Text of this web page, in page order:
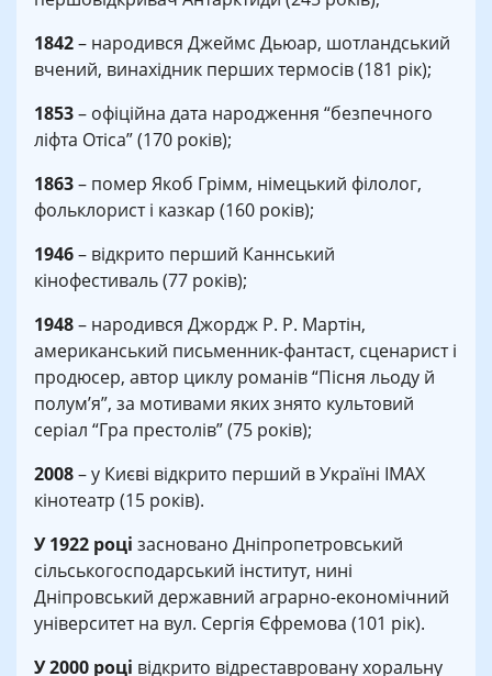
1842– народився Джеймс Дьюар, шотландський
вчений, винахідник перших термосів (181 рік);
1853– офіційна дата народження “безпечного
ліфта Отіса” (170 років);
1863– помер Якоб Грімм, німецький філолог,
фольклорист і казкар (160 років);
1946– відкрито перший Каннський
кінофестиваль (77 років);
1948– народився Джордж Р. Р. Мартін,
американський письменник-фантаст, сценарист і
продюсер, автор циклу романів “Пісня льоду й
полум’я”, за мотивами яких знято культовий
серіал “Гра престолів” (75 років);
2008– у Києві відкрито перший в Україні IMAX
кінотеатр (15 років).
У 1922 році засновано Дніпропетровський
сільськогосподарський інститут, нині
Дніпровський державний аграрно-економічний
університет на вул. Сергія Єфремова (101 рік).
У 2000 році відкрито відреставровану хоральну